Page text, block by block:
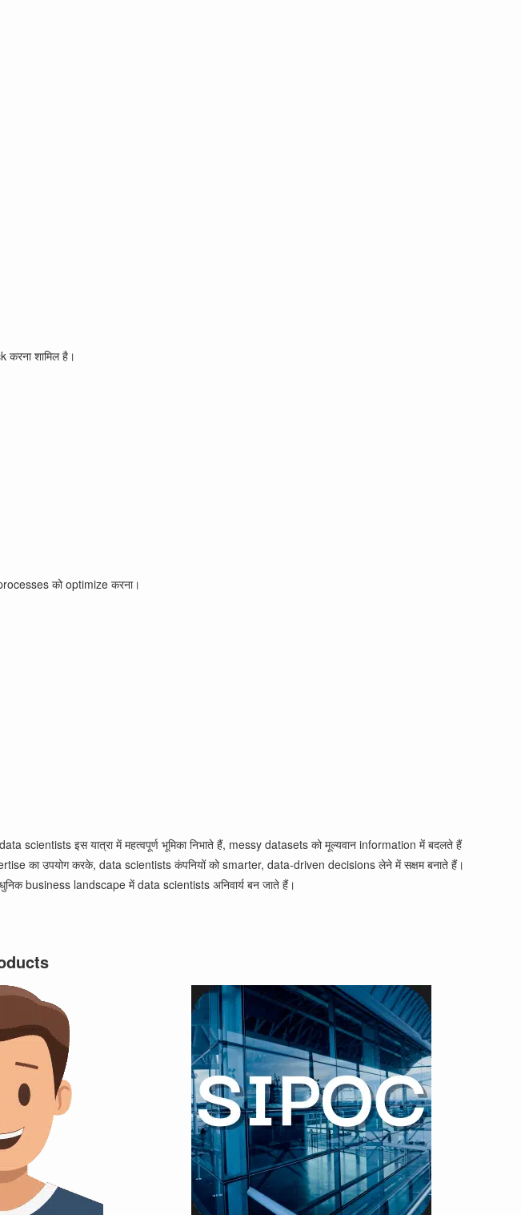
शामिल है।
को optimize करना।
इस यात्रा में महत्वपूर्ण भूमिका निभाते हैं, messy datasets को मूल्यवान information में बदलते हैं
का उपयोग करके, data scientists कंपनियों को smarter, data-driven decisions लेने में सक्षम बनाते हैं।
business landscape में data scientists अनिवार्य बन जाते हैं।